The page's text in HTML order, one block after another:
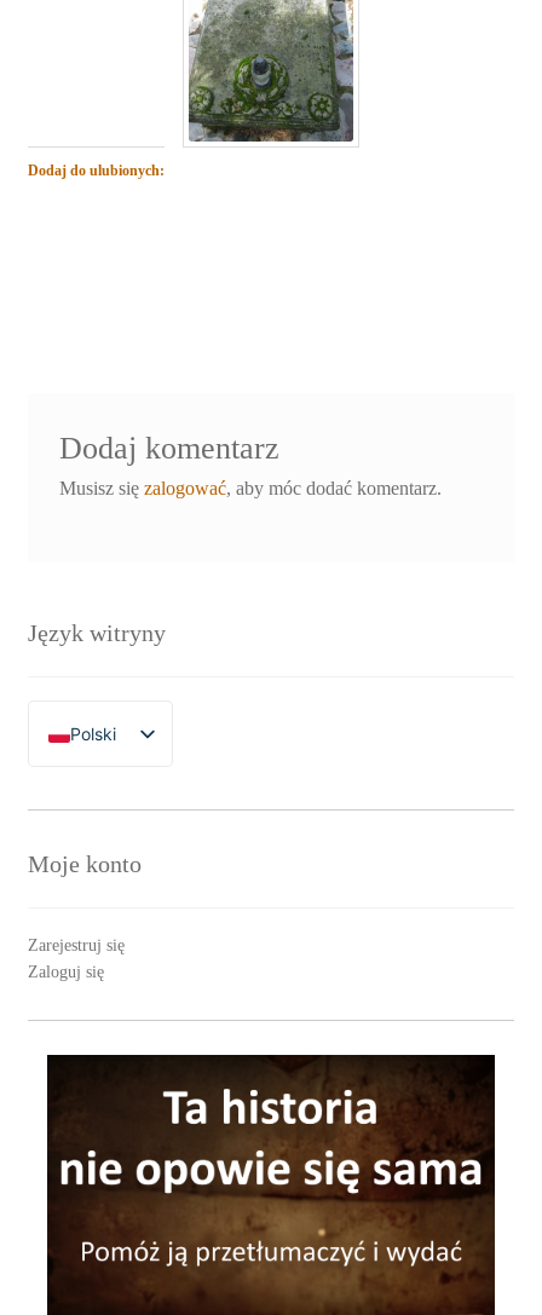
Dodaj do ulubionych:
Dodaj komentarz
Musisz się zalogować, aby móc dodać komentarz.
Język witryny
Polski
English
Moje konto
Zarejestruj się
Zaloguj się